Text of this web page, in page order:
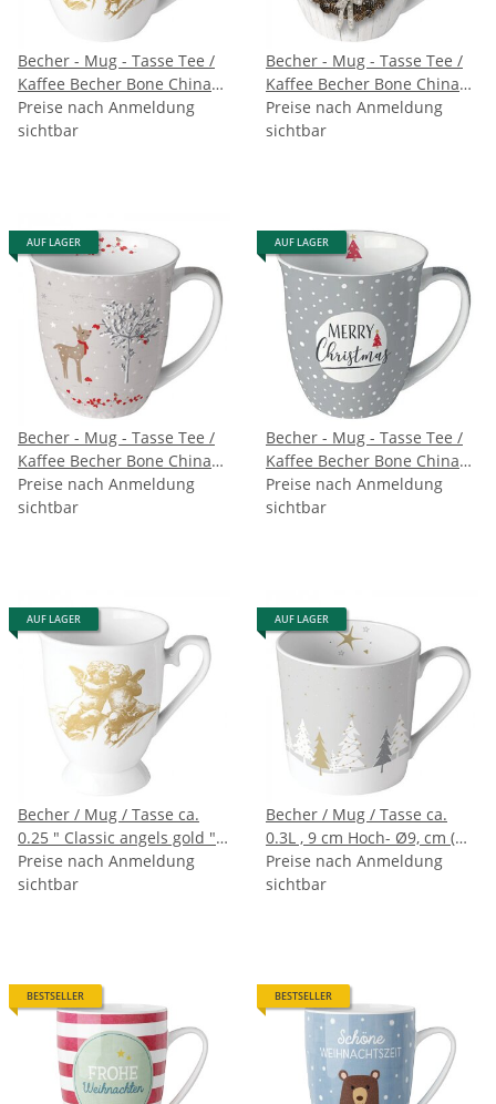
Becher - Mug - Tasse Tee /
Kaffee Becher Bone China
0,4 L; 10,5 cm Hoch- Ø9,5cm
( Classic angels gold )
Preise nach Anmeldung
sichtbar
Becher - Mug - Tasse Tee /
Kaffee Becher Bone China
0,4 L; 10,5 cm Hoch- Ø9,5cm
( Pine cone wreath )
Preise nach Anmeldung
sichtbar
AUF LAGER
Becher - Mug - Tasse Tee /
Kaffee Becher Bone China
0,4 L; 10,5 cm Hoch- Ø9,5cm
Preise nach Anmeldung
sichtbar
AUF LAGER
Becher - Mug - Tasse Tee /
Kaffee Becher Bone China
0,4 L; 10,5 cm Hoch- Ø9,5cm
Christmas snowflakes grey
Preise nach Anmeldung
sichtbar
AUF LAGER
Becher / Mug / Tasse ca.
0.25 " Classic angels gold "
AMBIENTE
Preise nach Anmeldung
sichtbar
AUF LAGER
Becher / Mug / Tasse ca.
0.3L , 9 cm Hoch- Ø9, cm (
Midnight trees grey )
AMBIENTE
Preise nach Anmeldung
sichtbar
BESTSELLER BESTSELLER